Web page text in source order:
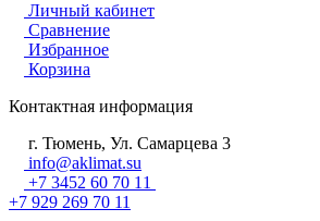
Личный кабинет
Сравнение
Избранное
Корзина
Контактная информация
г. Тюмень, Ул. Самарцева 3
info@aklimat.su
+7 3452 60 70 11
+7 929 269 70 11